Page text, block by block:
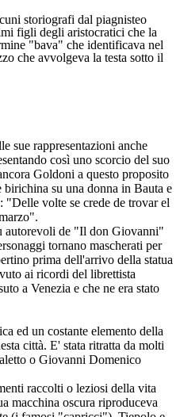
storiografi dal piagnisteo
figli degli aristocratici che la
"bava" che identificava nel
che avvolgeva la testa sotto il
sue rappresentazioni anche
così uno scorcio del suo
Goldoni a questo proposito
su una donna in Bauta e
"Delle volte se crede de trovar el
autorevoli de "Il don Giovanni"
tornano mascherati per
prima dell'arrivo della statua
ai ricordi del librettista
a Venezia e che ne era stato
ed un costante elemento della
città. E' stata ritratta da molti
o Giovanni Domenico
raccolti o leziosi della vita
macchina oscura riproduceva